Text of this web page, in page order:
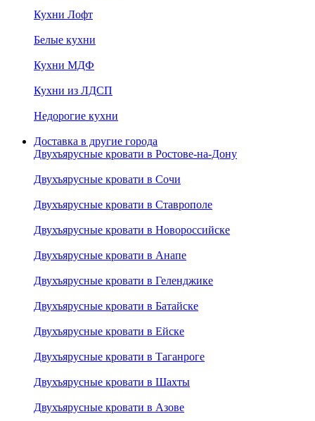
Кухни Лофт
Белые кухни
Кухни МДФ
Кухни из ЛДСП
Недорогие кухни
Доставка в другие города
Двухъярусные кровати в Ростове-на-Дону
Двухъярусные кровати в Сочи
Двухъярусные кровати в Ставрополе
Двухъярусные кровати в Новороссийске
Двухъярусные кровати в Анапе
Двухъярусные кровати в Геленджике
Двухъярусные кровати в Батайске
Двухъярусные кровати в Ейске
Двухъярусные кровати в Таганроге
Двухъярусные кровати в Шахты
Двухъярусные кровати в Азове